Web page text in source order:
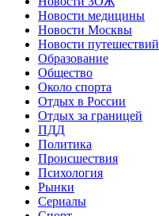
Новости медицины
Новости Москвы
Новости путешествий
Образование
Общество
Около спорта
Отдых в России
Отдых за границей
ПДД
Политика
Происшествия
Психология
Рынки
Сериалы